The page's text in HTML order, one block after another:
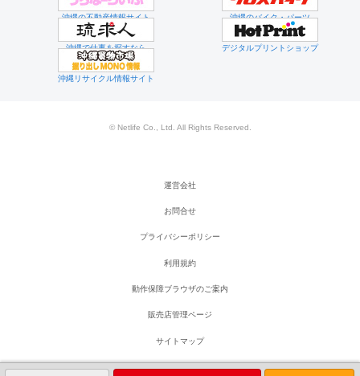
沖縄の不動産情報サイト 沖縄のバイク・パーツ
沖縄で仕事を探すなら デジタルプリントショップ
沖縄リサイクル情報サイト
© Netlife Co., Ltd. All Rights Reserved.
運営会社
お問合せ
プライバシーポリシー
利用規約
動作保障ブラウザのご案内
販売店管理ページ
サイトマップ